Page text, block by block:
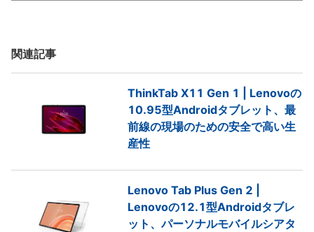
関連記事
ThinkTab X11 Gen 1 | Lenovoの
10.95型Androidタブレット、最
前線の現場のための安全で高い生
産性
Lenovo Tab Plus Gen 2 |
Lenovoの12.1型Androidタブレ
ット、パーソナルモバイルシアタ